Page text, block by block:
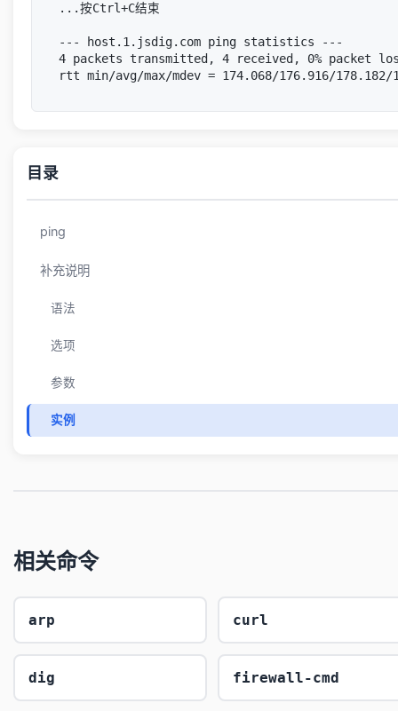
目录
ping
补充说明
语法
选项
参数
实例
...按Ctrl+C结束
--- host.1.jsdig.com ping statistics ---
4 packets transmitted, 4 received, 0% packet
相关命令
arp curl
dig firewall-cmd